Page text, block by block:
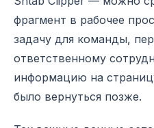
фрагмент в рабочее
задачу для команды,
ответственному
информацию на
было вернуться позже.